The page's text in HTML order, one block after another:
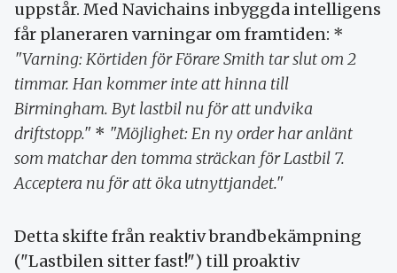
uppstår. Med Navichains inbyggda intelligens
får planeraren varningar om framtiden: *
"Varning: Körtiden för Förare Smith tar slut om 2
timmar. Han kommer inte att hinna till
Birmingham. Byt lastbil nu för att undvika
driftstopp." * "Möjlighet: En ny order har anlänt
som matchar den tomma sträckan för Lastbil 7.
Acceptera nu för att öka utnyttjandet."
Detta skifte från reaktiv brandbekämpning
("Lastbilen sitter fast!") till proaktiv